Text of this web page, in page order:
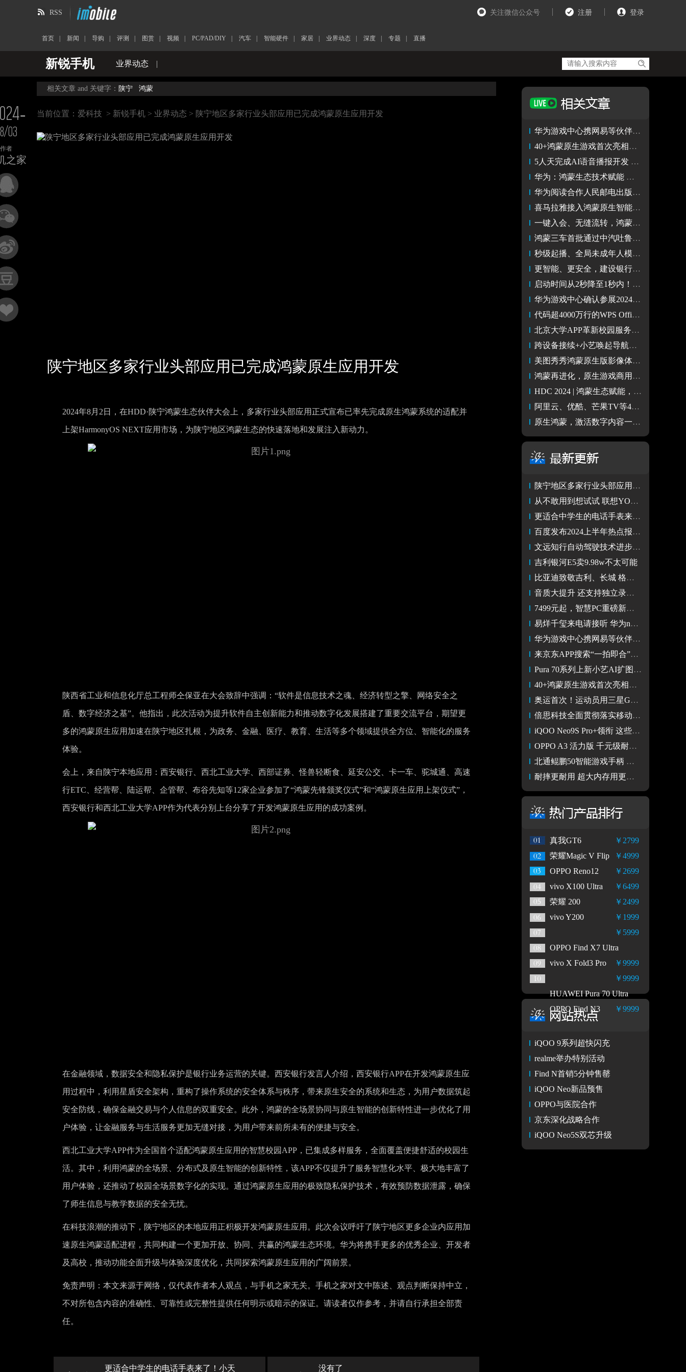
关注微信公众号 注册 登录
RSS
首页 新闻 导购 评测 图赏 视频 PC/PAD/DIY 汽车 智能硬件 家居 业界动态 深度 专题 直播
新锐手机 业界动态 |
03
作者
之家
相关文章 and 关键字： 陕宁 鸿蒙
当前位置： 爱科技 > 新锐手机 > 业界动态 > 陕宁地区多家行业头部应用已完成鸿蒙原生应用开发
陕宁地区多家行业头部应用已完成鸿蒙原生应用开发
2024年8月2日，在HDD·陕宁鸿蒙生态伙伴大会上，多家行业头部应用正式宣布已率先完成原生鸿蒙系统的适配并
上架HarmonyOS NEXT应用市场，为陕宁地区鸿蒙生态的快速落地和发展注入新动力。
陕西省工业和信息化厅总工程师仝保亚在大会致辞中强调：“软件是信息技术之魂、经济转型之擎、网络安全之
盾、数字经济之基”。他指出，此次活动为提升软件自主创新能力和推动数字化发展搭建了重要交流平台，期望更
多的鸿蒙原生应用加速在陕宁地区扎根，为政务、金融、医疗、教育、生活等多个领域提供全方位、智能化的服务
体验。
会上，来自陕宁本地应用：西安银行、西北工业大学、西部证券、怪兽轻断食、延安公交、卡一车、驼城通、高速
行ETC、经营帮、陆运帮、企管帮、布谷先知等12家企业参加了“鸿蒙先锋颁奖仪式”和“鸿蒙原生应用上架仪式”，
西安银行和西北工业大学APP作为代表分别上台分享了开发鸿蒙原生应用的成功案例。
在金融领域，数据安全和隐私保护是银行业务运营的关键。西安银行发言人介绍，西安银行APP在开发鸿蒙原生应
用过程中，利用星盾安全架构，重构了操作系统的安全体系与秩序，带来原生安全的系统和生态，为用户数据筑起
安全防线，确保金融交易与个人信息的双重安全。此外，鸿蒙的全场景协同与原生智能的创新特性进一步优化了用
户体验，让金融服务与生活服务更加无缝对接，为用户带来前所未有的便捷与安全。
西北工业大学APP作为全国首个适配鸿蒙原生应用的智慧校园APP，已集成多样服务，全面覆盖便捷舒适的校园生
活。其中，利用鸿蒙的全场景、分布式及原生智能的创新特性，该APP不仅提升了服务智慧化水平、极大地丰富了
用户体验，还推动了校园全场景数字化的实现。通过鸿蒙原生应用的极致隐私保护技术，有效预防数据泄露，确保
了师生信息与教学数据的安全无忧。
在科技浪潮的推动下，陕宁地区的本地应用正积极开发鸿蒙原生应用。此次会议呼吁了陕宁地区更多企业内应用加
速原生鸿蒙适配进程，共同构建一个更加开放、协同、共赢的鸿蒙生态环境。华为将携手更多的优秀企业、开发者
及高校，推动功能全面升级与体验深度优化，共同探索鸿蒙原生应用的广阔前景。
免责声明：本文来源于网络，仅代表作者本人观点，与手机之家无关。手机之家对文中陈述、观点判断保持中立，
不对所包含内容的准确性、可靠性或完整性提供任何明示或暗示的保证。请读者仅作参考，并请自行承担全部责
任。
更适合中学生的电话手表来了！小天
没有了
华为游戏中心携网易等伙伴参展CJ 鸿蒙原生游戏成重要看点
40+鸿蒙原生游戏首次亮相CJ 2024 技术赋能精品游戏体验
5人天完成AI语音播报开发 免费调用！鸿蒙原生加速新浪新闻升级
华为：鸿蒙生态技术赋能 构筑精品游戏体验
华为阅读合作人民邮电出版社上架超多鸿蒙相关书籍！
喜马拉雅接入鸿蒙原生智能，AI全面赋能精品内容提质与听音体验
一键入会、无缝流转，鸿蒙原生版钉钉打开AI办公新方式
鸿蒙三车首批通过中汽吐鲁番夏测，国家权威机构验证硬核品质
秒级起播、全局未成年人模式，鸿蒙原生版芒果TV还有哪些惊喜？
更智能、更安全，建设银行鸿蒙原生应用革新指尖金融体验
启动时间从2秒降至1秒内！鸿蒙原生版淘宝还有哪些惊喜？
华为游戏中心确认参展2024 ChinaJoy 共探鸿蒙原生游戏非凡体验
代码超4000万行的WPS Office如何打造超丝滑的鸿蒙原生应用？
北京大学APP革新校园服务智能体验！两月完成鸿蒙原生应用开发
跨设备接续+小艺唤起导航，鸿蒙原生版高德地图怎么做到的？
美图秀秀鸿蒙原生版影像体验升级，图片渲染速度提升1.7倍
鸿蒙再进化，原生游戏商用化进程加速
HDC 2024 | 鸿蒙生态赋能，华为音乐持续引领高品质音乐体验
阿里云、优酷、芒果TV等40多款音视频类SDK适配原生鸿蒙
原生鸿蒙，激活数字内容一池活水
陕宁地区多家行业头部应用已完成鸿蒙原生应用开发
从不敢用到想试试 联想YOGA Air 14s 骁龙AI元启版体验
更适合中学生的电话手表来了！小天才旗舰Z10少年版重磅发布
百度发布2024上半年热点报告，独家盘点全网热门事件
文远知行自动驾驶技术进步迅猛 法国驻广州总领事参访体验后大赞
吉利银河E5卖9.98w不太可能
比亚迪致敬吉利、长城 格局打开愿携手共进中国品牌出海
音质大提升 还支持独立录音 小米Buds 5体验
7499元起，智慧PC重磅新品 华为MateBook GT 14开启预售
易烊千玺来电请接听 华为nova Flip大秀潮流Call-emoji外屏动效
华为游戏中心携网易等伙伴参展CJ 鸿蒙原生游戏成重要看点
来京东APP搜索“一拍即合”预定华为nova Flip 先人一步到手
Pura 70系列上新小艺AI扩图功能，AI修图大师开启魔幻新体验
40+鸿蒙原生游戏首次亮相CJ 2024 技术赋能精品游戏体验
奥运首次！运动员用三星Galaxy Z Flip6奥运版定格“胜利自拍”
倍思科技全面贯彻落实移动电源新国标实施 引领充电行业发展
iQOO Neo9S Pro+领衔 这些超强性能直屏手机值得选购
OPPO A3 活力版 千元级耐用小王子 户外用户好帮手
北通鲲鹏50智能游戏手柄 轻松操作畅玩黑神话
耐摔更耐用 超大内存用更久 OPPO A3 活力版体验
￥2799
真我GT6
￥4999
荣耀Magic V Flip
￥2699
OPPO Reno12
￥6499
vivo X100 Ultra
￥2499
荣耀 200
￥1999
vivo Y200
￥5999
OPPO Find X7 Ultra
￥9999
vivo X Fold3 Pro
￥9999
HUAWEI Pura 70 Ultra
￥9999
OPPO Find N3
iQOO 9系列超快闪充
realme举办特别活动
Find N首销5分钟售罄
iQOO Neo新品预售
OPPO与医院合作
京东深化战略合作
iQOO Neo5S双芯升级